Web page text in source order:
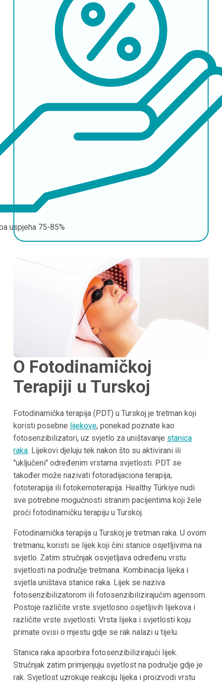
uspjeha 75-85%
O Fotodinamičkoj
Terapiji u Turskoj
Fotodinamička terapija (PDT) u Turskoj je tretman koji
koristi posebne lijekove, ponekad poznate kao
fotosenzibilizatori, uz svjetlo za uništavanje stanica
raka. Lijekovi djeluju tek nakon što su aktivirani ili
"uključeni" određenim vrstama svjetlosti. PDT se
također može nazivati fotoradijaciona terapija,
fototerapija ili fotokemoterapija. Healthy Türkiye nudi
sve potrebne mogućnosti stranim pacijentima koji žele
proći fotodinamičku terapiju u Turskoj.
Fotodinamička terapija u Turskoj je tretman raka. U ovom
tretmanu, koristi se lijek koji čini stanice osjetljivima na
svjetlo. Zatim stručnjak osvjetljava određenu vrstu
svjetlosti na područje tretmana. Kombinacija lijeka i
svjetla uništava stanice raka. Lijek se naziva
fotosenzibilizatorom ili fotosenzibilizirajućim agensom.
Postoje različite vrste svjetlosno osjetljivih lijekova i
različite vrste svjetlosti. Vrsta lijeka i svjetlosti koju
primate ovisi o mjestu gdje se rak nalazi u tijelu.
Stanica raka apsorbira fotosenzibilizirajući lijek.
Stručnjak zatim primjenjuju svjetlost na područje gdje je
rak. Svjetlost uzrokuje reakciju lijeka i proizvodi vrstu